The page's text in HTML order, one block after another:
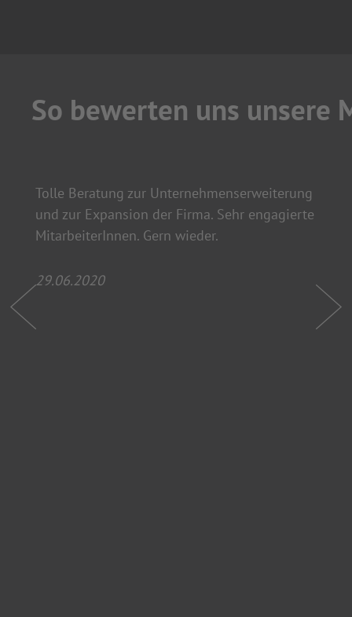
So bewerten uns unsere
Tolle Beratung zur Unternehmenserweiterung
und zur Expansion der Firma. Sehr engagierte
MitarbeiterInnen. Gern wieder.
29.06.2020